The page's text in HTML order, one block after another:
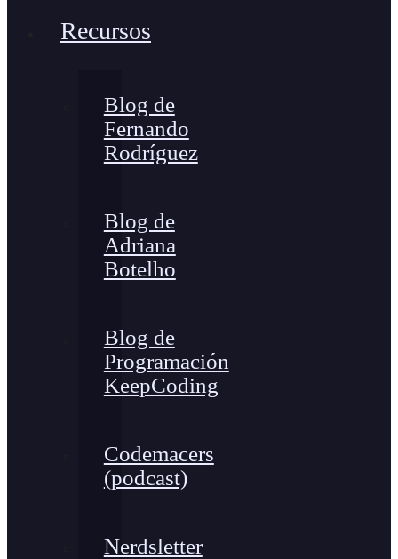
Recursos
Blog de
Fernando
Rodríguez
Blog de
Adriana
Botelho
Blog de
Programación
KeepCoding
Codemacers
(podcast)
Nerdsletter